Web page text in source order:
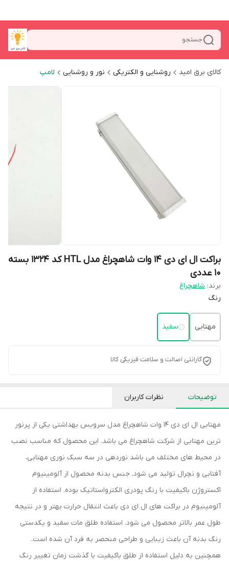
جستجو
کالای برق امید روشنایی و الکتریکی نور و روشنایی لامپ
براکت ال ای دی 14 وات شاهچراغ مدل HTL کد 1324 بسته
۱۰ عددی
برند: شاهچراغ
رنگ
مهتابی سفید
گارانتی اصالت و سلامت فیزیکی کالا
توضیحات نظرات کاربران
مهتابی ال ای دی 14 وات شاهچراغ مدل سرویس بهداشتی یکی از پرنور
ترین مهتابی از شرکت شاهچراغ می باشد. این محصول که مناسب نصب
در محیط های مختلف می باشد نوردهی در سه سبک نوری مهتابی،
آفتابی و نچرال تولید می شود. جنس بدنه محصول از آلومینیوم
اکستروژن باکیفیت با رنگ پودری الکترواستاتیک بوده. استفاده از
آلومینیوم در براکت های ال ای دی باعث انتقال حرارت بهتر و در نتیجه
طول عمر بالاتر محصول می شود. استفاده طلق مات سفید و یکدستی
رنگ بدنه آن باعث زیبایی و طراحی منحصر به فرد آن شده است.
همچنین به دلیل استفاده از طلق باکیفیت با گذشت زمان تغییر رنگ